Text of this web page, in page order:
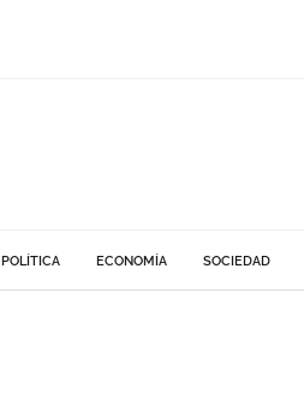
POLÍTICA ECONOMÍA SOCIEDAD